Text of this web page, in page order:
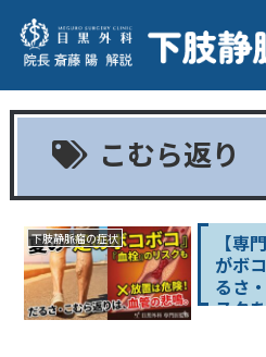
こむら返り
下肢静脈瘤の症状
【専
がボ
るさ
スク